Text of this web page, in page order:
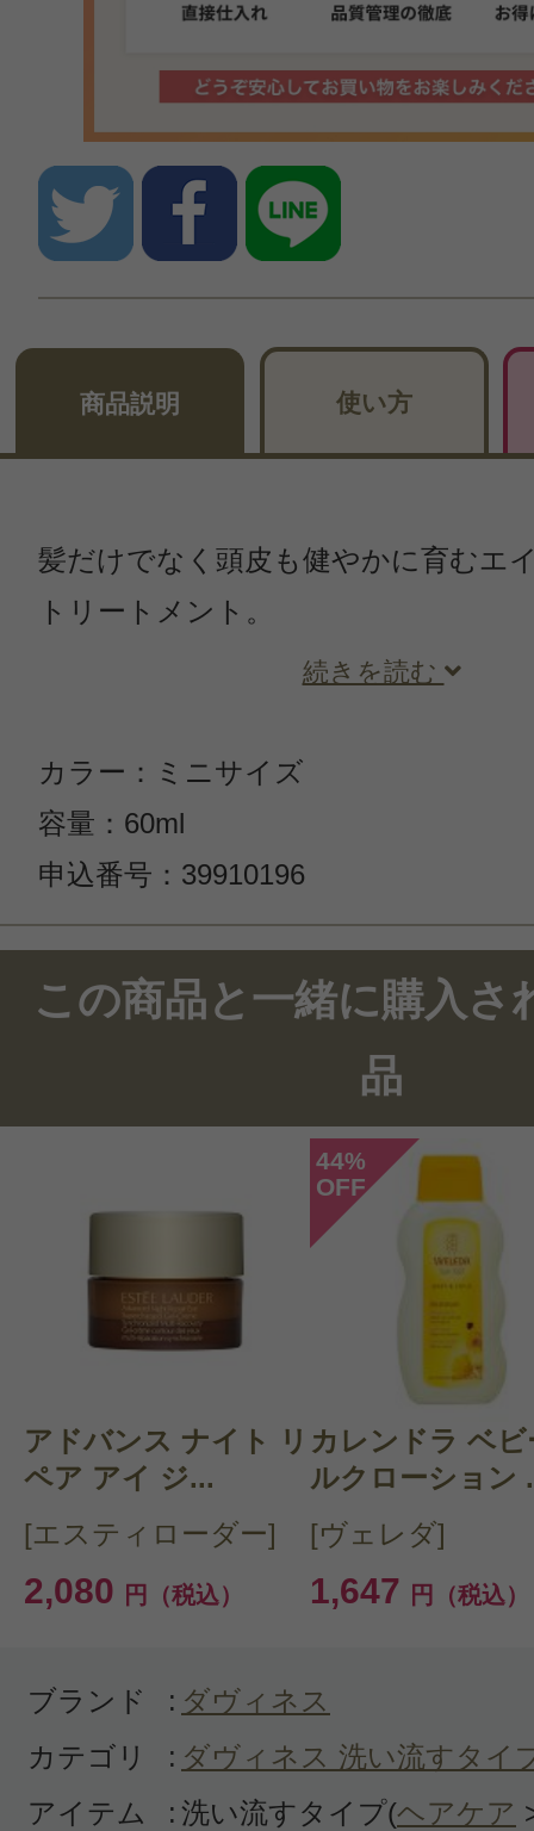
商品説明 使い方
髪だけでなく頭皮も健やかに育むエ
トリートメント。
続きを読む
カラー：ミニサイズ
容量：60ml
申込番号：39910196
この商品のクチコミ
1件のレビュー
投稿日：2021年01月
はなこさん 様
／40代
感じた効能：頭皮のエイジング/フケ
購入品：ナチュラルテック コン
トリートメント＜ＲＮ＞
シャンプーと同じものをずっと使い
す。５分位後に、洗い流すとサラサ
燥がひどい家族も大丈夫みたいです
この商品と一緒に購入さ
品
アドバンス ナイト リ
ペア アイ ジ...
[エスティローダー]
2,080 円（税込）
44%
OFF
カレンドラ ベビ
ルクローション
[ヴェレダ]
1,647 円（税込）
ブランド : ダヴィネス
カテゴリ
: ダヴィネス 洗い流すタイ
アイテム
: 洗い流すタイプ(ヘアケア